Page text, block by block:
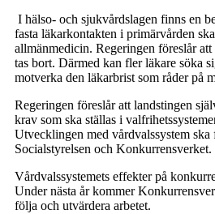
I hälso- och sjukvårdslagen finns en
fasta läkarkontakten i primärvården
allmänmedicin. Regeringen föreslår att
tas bort. Därmed kan fler läkare söka
motverka den läkarbrist som råder på
Regeringen föreslår att landstingen
krav som ska ställas i
Utvecklingen med vårdvalssystem ska
Socialstyrelsen och Konkurrensverket.
Vårdvalssystemets effekter på
Under nästa år kommer
följa och utvärdera arbetet.